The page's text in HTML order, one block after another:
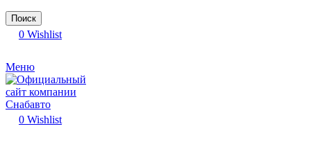
Поиск
0 Wishlist
Меню
0 Wishlist